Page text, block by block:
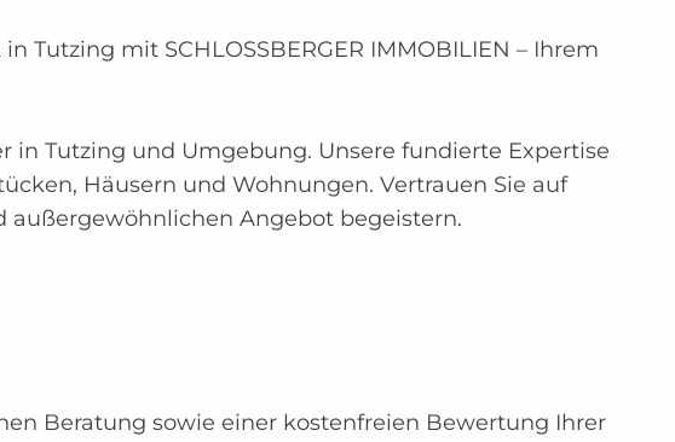
mit SCHLOSSBERGER IMMOBILIEN – Ihrem
Tutzing und Umgebung. Unsere fundierte Expertise
Häusern und Wohnungen. Vertrauen Sie auf
außergewöhnlichen Angebot begeistern.
Beratung sowie einer kostenfreien Bewertung Ihrer